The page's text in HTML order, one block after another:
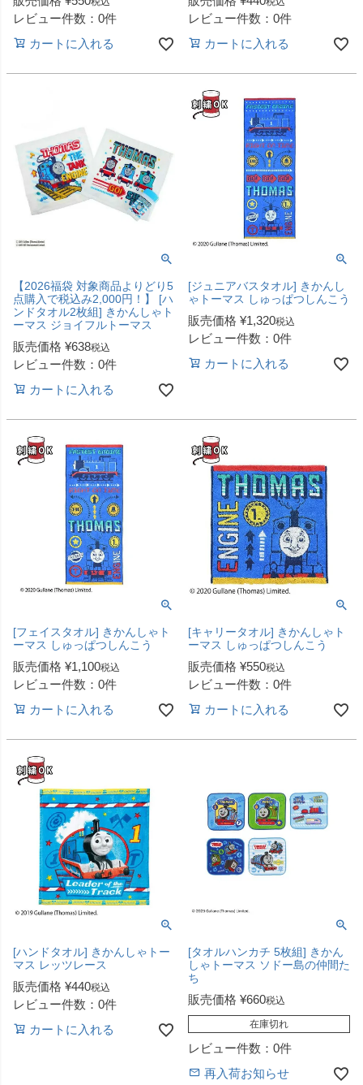
レビュー件数：0件
カートに入れる
レビュー件数：0件
カートに入れる
【2026福袋 対象商品よりどり5
点購入で税込み2,000円！】 [ハ
ンドタオル2枚組] きかんしゃト
ーマス ジョイフルトーマス
販売価格 ¥638税込
レビュー件数：0件
カートに入れる
[ジュニアバスタオル] きかんし
ゃトーマス しゅっぱつしんこう
販売価格 ¥1,320税込
レビュー件数：0件
カートに入れる
[フェイスタオル] きかんしゃト
ーマス しゅっぱつしんこう
販売価格 ¥1,100税込
レビュー件数：0件
カートに入れる
[キャリータオル] きかんしゃト
ーマス しゅっぱつしんこう
販売価格 ¥550税込
レビュー件数：0件
カートに入れる
[ハンドタオル] きかんしゃトー
マス レッツレース
販売価格 ¥440税込
レビュー件数：0件
カートに入れる
[タオルハンカチ 5枚組] きかん
しゃトーマス ソドー島の仲間た
ち
販売価格 ¥660税込
在庫切れ
レビュー件数：0件
再入荷お知らせ